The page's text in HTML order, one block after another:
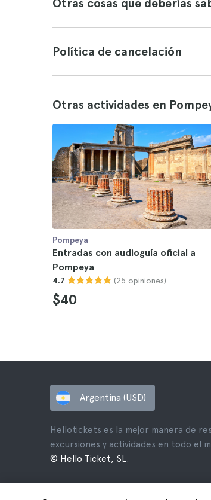
Otras cosas que deberías
Política de cancelación
Otras actividades en
Pompeya
Entradas con audioguía oficial a
Pompeya
4.7 (25 opiniones)
$40
Argentina (USD)
Hellotickets es la mejor manera de
excursiones y actividades en todo el
© Hello Ticket, SL.